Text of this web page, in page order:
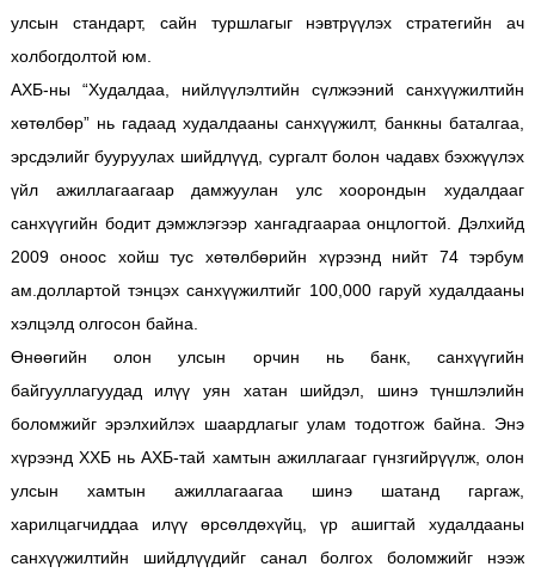
улсын стандарт, сайн туршлагыг нэвтрүүлэх стратегийн ач
холбогдолтой юм.
АХБ-ны “Худалдаа, нийлүүлэлтийн сүлжээний санхүүжилтийн
хөтөлбөр” нь гадаад худалдааны санхүүжилт, банкны баталгаа,
эрсдэлийг бууруулах шийдлүүд, сургалт болон чадавх бэхжүүлэх
үйл ажиллагаагаар дамжуулан улс хоорондын худалдааг
санхүүгийн бодит дэмжлэгээр хангадгаараа онцлогтой. Дэлхийд
2009 оноос хойш тус хөтөлбөрийн хүрээнд нийт 74 тэрбум
ам.доллартой тэнцэх санхүүжилтийг 100,000 гаруй худалдааны
хэлцэлд олгосон байна.
Өнөөгийн олон улсын орчин нь банк, санхүүгийн
байгууллагуудад илүү уян хатан шийдэл, шинэ түншлэлийн
боломжийг эрэлхийлэх шаардлагыг улам тодотгож байна. Энэ
хүрээнд ХХБ нь АХБ-тай хамтын ажиллагааг гүнзгийрүүлж, олон
улсын хамтын ажиллагаагаа шинэ шатанд гаргаж,
харилцагчиддаа илүү өрсөлдөхүйц, үр ашигтай худалдааны
санхүүжилтийн шийдлүүдийг санал болгох боломжийг нээж